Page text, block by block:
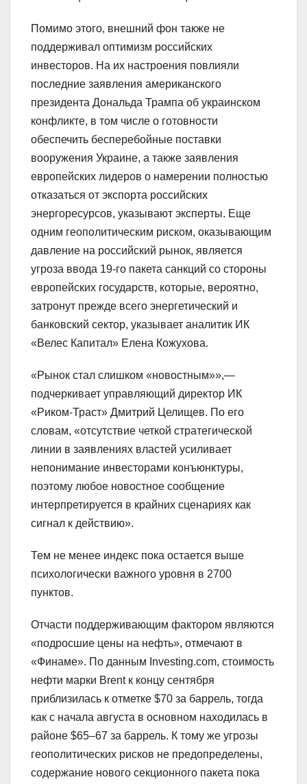
Помимо этого, внешний фон также не
поддерживал оптимизм российских
инвесторов. На их настроения повлияли
последние заявления американского
президента Дональда Трампа об украинском
конфликте, в том числе о готовности
обеспечить бесперебойные поставки
вооружения Украине, а также заявления
европейских лидеров о намерении полностью
отказаться от экспорта российских
энергоресурсов, указывают эксперты. Еще
одним геополитическим риском, оказывающим
давление на российский рынок, является
угроза ввода 19-го пакета санкций со стороны
европейских государств, которые, вероятно,
затронут прежде всего энергетический и
банковский сектор, указывает аналитик ИК
«Велес Капитал» Елена Кожухова.
«Рынок стал слишком «новостным»»,—
подчеркивает управляющий директор ИК
«Риком-Траст» Дмитрий Целищев. По его
словам, «отсутствие четкой стратегической
линии в заявлениях властей усиливает
непонимание инвесторами конъюнктуры,
поэтому любое новостное сообщение
интерпретируется в крайних сценариях как
сигнал к действию».
Тем не менее индекс пока остается выше
психологически важного уровня в 2700
пунктов.
Отчасти поддерживающим фактором являются
«подросшие цены на нефть», отмечают в
«Финаме». По данным Investing.com, стоимость
нефти марки Brent к концу сентября
приблизилась к отметке $70 за баррель, тогда
как с начала августа в основном находилась в
районе $65–67 за баррель. К тому же угрозы
геополитических рисков не предопределены,
содержание нового секционного пакета пока